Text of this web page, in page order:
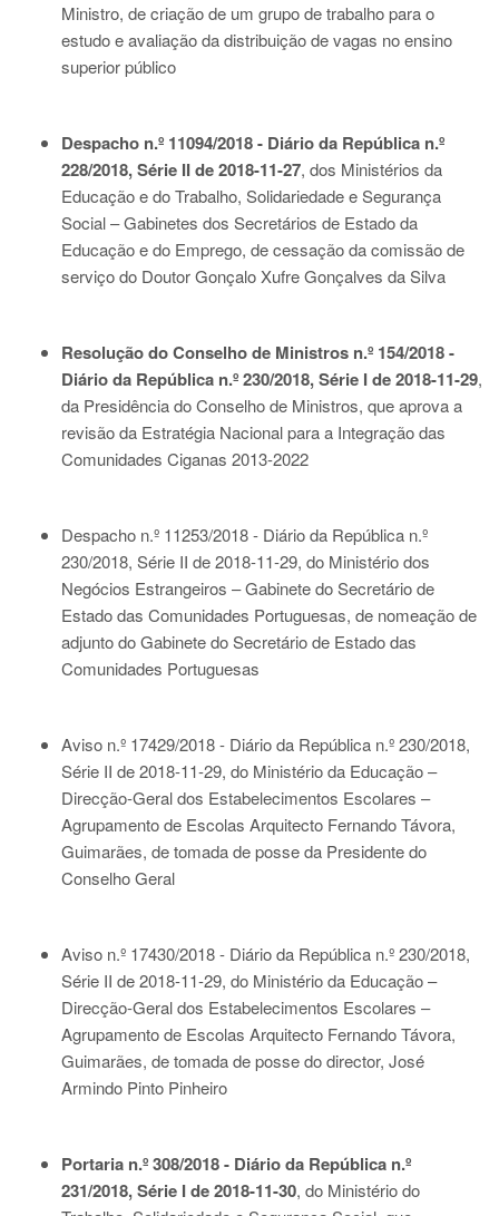
Ministro, de criação de um grupo de trabalho para o
estudo e avaliação da distribuição de vagas no ensino
superior público
Despacho n.º 11094/2018 - Diário da República n.º
228/2018, Série II de 2018-11-27, dos Ministérios da
Educação e do Trabalho, Solidariedade e Segurança
Social – Gabinetes dos Secretários de Estado da
Educação e do Emprego, de cessação da comissão de
serviço do Doutor Gonçalo Xufre Gonçalves da Silva
Resolução do Conselho de Ministros n.º 154/2018 -
Diário da República n.º 230/2018, Série I de 2018-11-29,
da Presidência do Conselho de Ministros, que aprova a
revisão da Estratégia Nacional para a Integração das
Comunidades Ciganas 2013-2022
Despacho n.º 11253/2018 - Diário da República n.º
230/2018, Série II de 2018-11-29, do Ministério dos
Negócios Estrangeiros – Gabinete do Secretário de
Estado das Comunidades Portuguesas, de nomeação de
adjunto do Gabinete do Secretário de Estado das
Comunidades Portuguesas
Aviso n.º 17429/2018 - Diário da República n.º 230/2018,
Série II de 2018-11-29, do Ministério da Educação –
Direcção-Geral dos Estabelecimentos Escolares –
Agrupamento de Escolas Arquitecto Fernando Távora,
Guimarães, de tomada de posse da Presidente do
Conselho Geral
Aviso n.º 17430/2018 - Diário da República n.º 230/2018,
Série II de 2018-11-29, do Ministério da Educação –
Direcção-Geral dos Estabelecimentos Escolares –
Agrupamento de Escolas Arquitecto Fernando Távora,
Guimarães, de tomada de posse do director, José
Armindo Pinto Pinheiro
Portaria n.º 308/2018 - Diário da República n.º
231/2018, Série I de 2018-11-30, do Ministério do